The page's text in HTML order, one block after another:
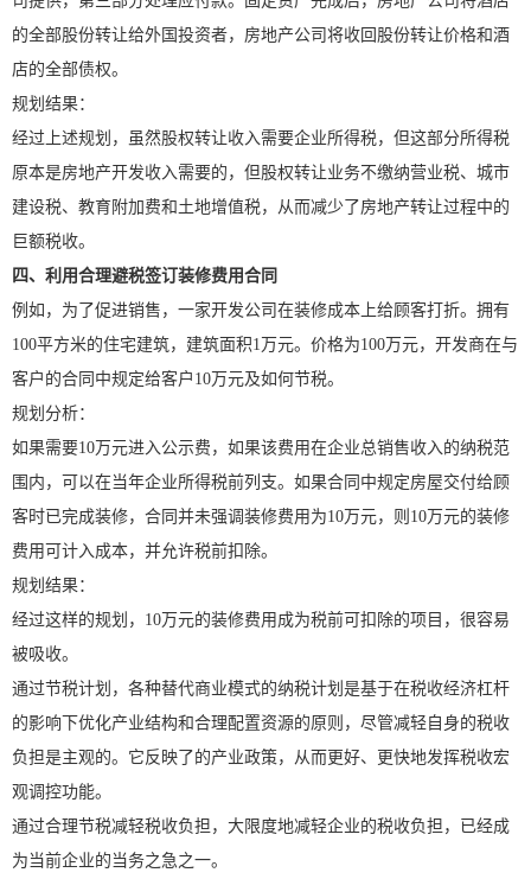
的全部股份转让给外国投资者，房地产公司将收回股份转让价格和酒
店的全部债权。
规划结果：
经过上述规划，虽然股权转让收入需要企业所得税，但这部分所得税
原本是房地产开发收入需要的，但股权转让业务不缴纳营业税、城市
建设税、教育附加费和土地增值税，从而减少了房地产转让过程中的
巨额税收。
四、利用合理避税签订装修费用合同
例如，为了促进销售，一家开发公司在装修成本上给顾客打折。拥有
100平方米的住宅建筑，建筑面积1万元。价格为100万元，开发商在与
客户的合同中规定给客户10万元及如何节税。
规划分析：
如果需要10万元进入公示费，如果该费用在企业总销售收入的纳税范
围内，可以在当年企业所得税前列支。如果合同中规定房屋交付给顾
客时已完成装修，合同并未强调装修费用为10万元，则10万元的装修
费用可计入成本，并允许税前扣除。
规划结果：
经过这样的规划，10万元的装修费用成为税前可扣除的项目，很容易
被吸收。
通过节税计划，各种替代商业模式的纳税计划是基于在税收经济杠杆
的影响下优化产业结构和合理配置资源的原则，尽管减轻自身的税收
负担是主观的。它反映了的产业政策，从而更好、更快地发挥税收宏
观调控功能。
通过合理节税减轻税收负担，大限度地减轻企业的税收负担，已经成
为当前企业的当务之急之一。